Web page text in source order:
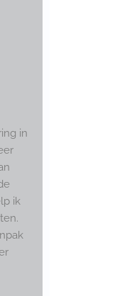
in
ik